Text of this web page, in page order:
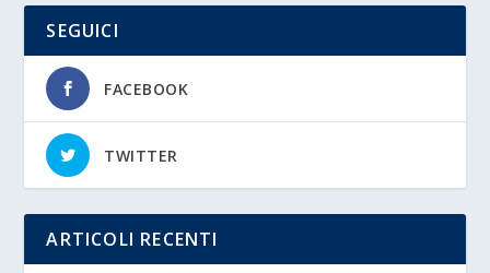
SEGUICI
FACEBOOK
TWITTER
ARTICOLI RECENTI